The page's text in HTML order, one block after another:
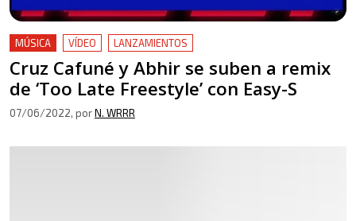
MÚSICA VÍDEO LANZAMIENTOS
Cruz Cafuné y Abhir se suben a remix
de ‘Too Late Freestyle’ con Easy-S
07/06/2022, porN. WRRR